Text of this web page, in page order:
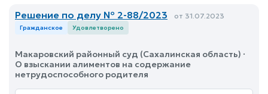
Решение по делу № 2-88/2023 от 31.07.2023
Гражданское Удовлетворено
Макаровский районный суд (Сахалинская область) ·
О взыскании алиментов на содержание
нетрудоспособного родителя